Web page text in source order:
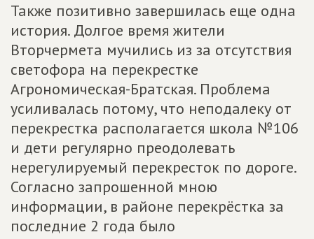
Также позитивно завершилась еще одна
история. Долгое время жители
Вторчермета мучились из за отсутствия
светофора на перекрестке
Агрономическая-Братская. Проблема
усиливалась потому, что неподалеку от
перекрестка располагается школа №106
и дети регулярно преодолевать
нерегулируемый перекресток по дороге.
Согласно запрошенной мною
информации, в районе перекрёстка за
последние 2 года было